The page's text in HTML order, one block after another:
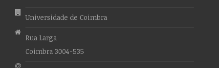
Universidade de Coimbra
Rua Larga
Coimbra 3004-535